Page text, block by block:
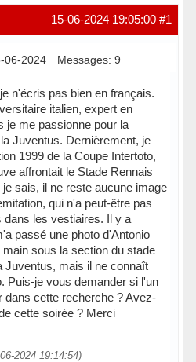
#1
15-06-2024 19:05:00
06-2024 Messages: 9
n'écris pas bien en français.
italien, expert en
je me passionne pour la
Juventus. Dernièrement, je
1999 de la Coupe Intertoto,
affrontait le Stade Rennais
sais, il ne reste aucune image
qui n'a peut-être pas
dans les vestiaires. Il y a
passé une photo d'Antonio
sous la section du stade
Juventus, mais il ne connaît
Puis-je vous demander si l'un
dans cette recherche ? Avez-
cette soirée ? Merci
2024 19:14:54)